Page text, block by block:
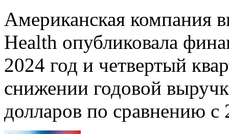
Американская компания
Health опубликовала
2024 год и четвертый
снижении годовой
долларов по сравнению с